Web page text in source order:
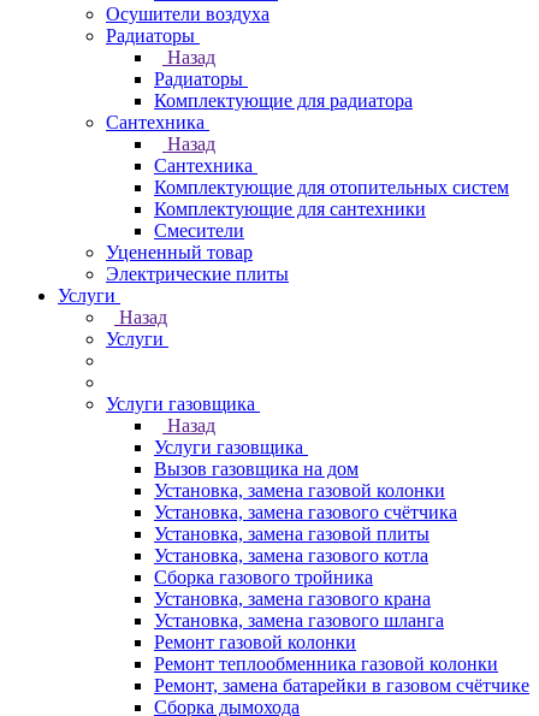
Осушители воздуха
Радиаторы
Назад
Радиаторы
Комплектующие для радиатора
Сантехника
Назад
Сантехника
Комплектующие для отопительных систем
Комплектующие для сантехники
Смесители
Уцененный товар
Электрические плиты
Услуги
Назад
Услуги
Услуги газовщика
Назад
Услуги газовщика
Вызов газовщика на дом
Установка, замена газовой колонки
Установка, замена газового счётчика
Установка, замена газовой плиты
Установка, замена газового котла
Сборка газового тройника
Установка, замена газового крана
Установка, замена газового шланга
Ремонт газовой колонки
Ремонт теплообменника газовой колонки
Ремонт, замена батарейки в газовом счётчике
Сборка дымохода